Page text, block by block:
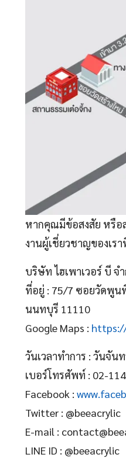
หากคุณมีข้อสงสัย หรือ
งานผู้เชี่ยวชาญของเร
บริษัท ไฮเพาเวอร์ บี จ
ที่อยู่ : 75/7 ซอยวัดพูน
นนทบุรี 11110
Google Maps : https://
วันเวลาทําการ : วันจัน
เบอร์โทรศัพท์ : 02-
Facebook :
Twitter : @beeacrylic
E-mail :
LINE ID : @beeacrylic